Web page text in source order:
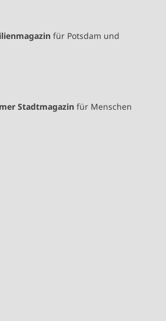
für Potsdam und
Stadtmagazin für Menschen